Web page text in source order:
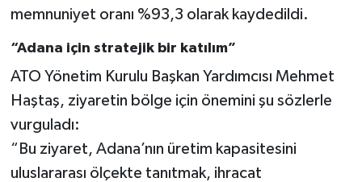
memnuniyet oranı %93,3 olarak kaydedildi.
“Adana için stratejik bir katılım”
ATO Yönetim Kurulu Başkan Yardımcısı Mehmet
Haştaş, ziyaretin bölge için önemini şu sözlerle
vurguladı:
“Bu ziyaret, Adana’nın üretim kapasitesini
uluslararası ölçekte tanıtmak, ihracat